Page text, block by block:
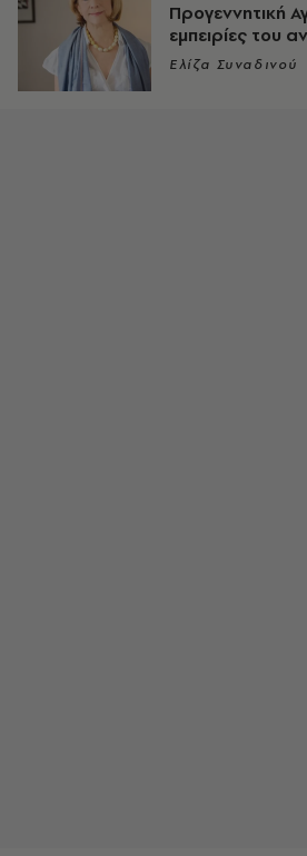
Προγεννητική
εμπειρίες του
Ελίζα Συναδινού